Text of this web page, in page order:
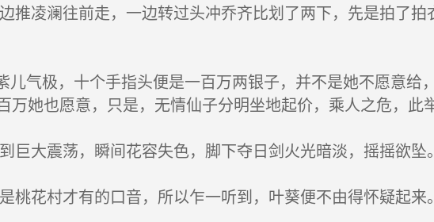
推凌澜往前走，一边转过头冲乔齐比划了两下，先是拍了
气极，十个手指头便是一百万两银子，并不是她不愿意给
万她也愿意，只是，无情仙子分明坐地起价，乘人之危，此
巨大震荡，瞬间花容失色，脚下夺日剑火光暗淡，摇摇欲坠。
桃花村才有的口音，所以乍一听到，叶葵便不由得怀疑起来。